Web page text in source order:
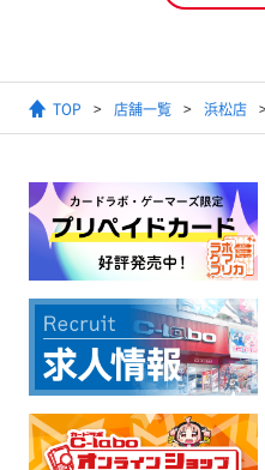
TOP 店舗一覧 浜松店